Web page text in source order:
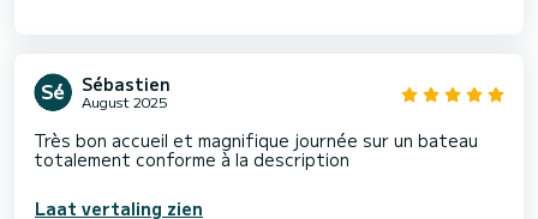
Sébastien
August 2025
Très bon accueil et magnifique journée sur un bateau
totalement conforme à la description
Laat vertaling zien